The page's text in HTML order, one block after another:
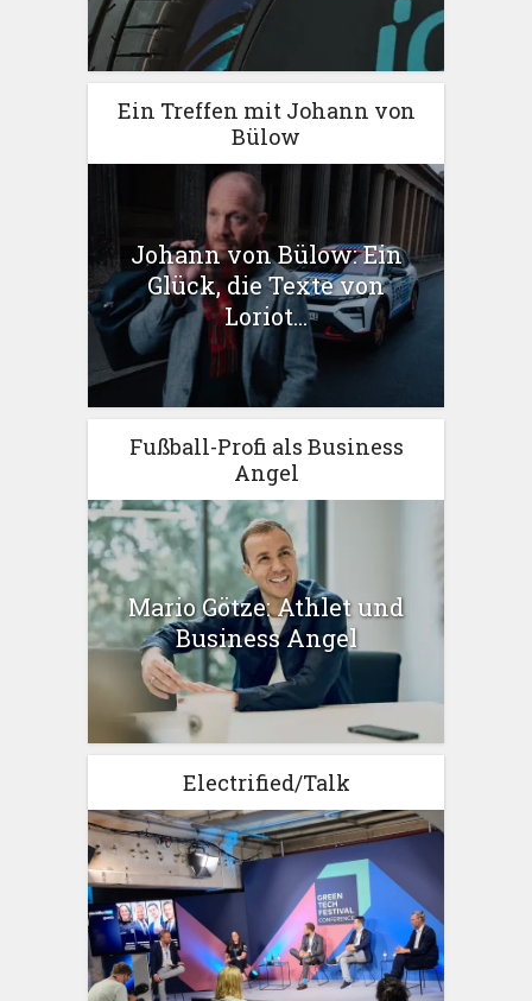
Ein Treffen mit Johann von
Bülow
Johann von Bülow: Ein
Glück, die Texte von
Loriot...
Fußball-Profi als Business
Angel
Mario Götze: Athlet und
Business Angel
Electrified/Talk